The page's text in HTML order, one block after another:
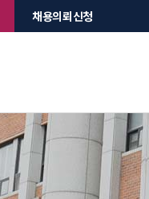
채용의뢰신청